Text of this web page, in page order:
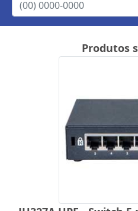
Produtos